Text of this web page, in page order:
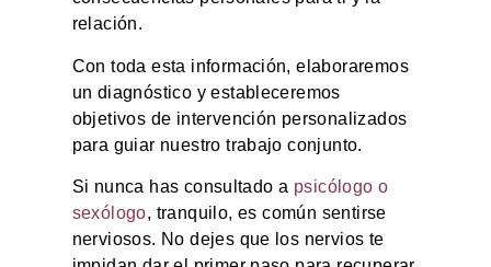
relación.
Con toda esta información, elaboraremos
un diagnóstico y estableceremos
objetivos de intervención personalizados
para guiar nuestro trabajo conjunto.
Si nunca has consultado a psicólogo o
sexólogo, tranquilo, es común sentirse
nerviosos. No dejes que los nervios te